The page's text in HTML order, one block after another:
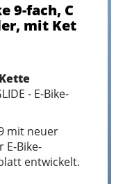
9-fach, C
mit Ket
- E-Bike-
mit neuer
E-Bike-
entwickelt.